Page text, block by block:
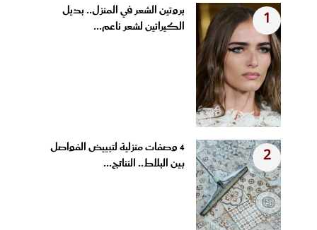
1
بروتين الشعر في المنزل.. بديل
الكيراتين لشعر ناعم...
2
4 وصفات منزلية لتبييض الفواصل
بين البلاط.. النتائج...